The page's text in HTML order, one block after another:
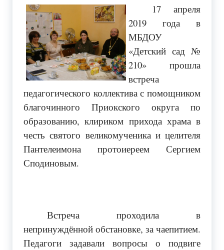
17 апреля
2019 года в
МБДОУ
«Детский сад №
210» прошла
встреча
педагогического коллектива с помощником
благочинного Приокского округа по
образованию, клириком прихода храма в
честь святого великомученика и целителя
Пантелеимона протоиереем Сергием
Сподиновым.
Встреча проходила в
непринуждённой обстановке, за чаепитием.
Педагоги задавали вопросы о подвиге